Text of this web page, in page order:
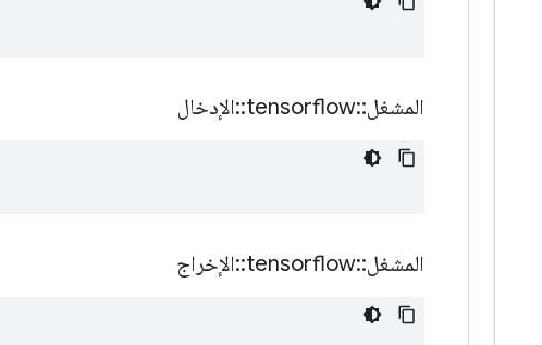
المشغل::
tensorflow
::الإدخال
المشغل::
tensorflow
::الإخراج